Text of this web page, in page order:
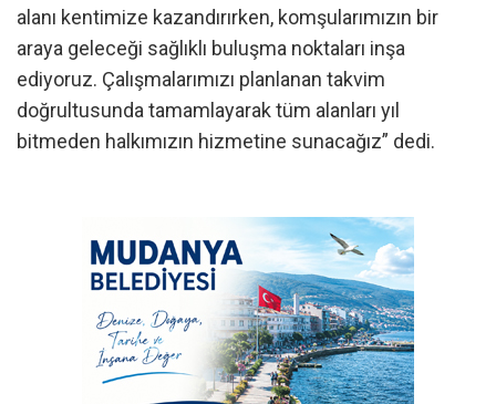
alanı kentimize kazandırırken, komşularımızın bir
araya geleceği sağlıklı buluşma noktaları inşa
ediyoruz. Çalışmalarımızı planlanan takvim
doğrultusunda tamamlayarak tüm alanları yıl
bitmeden halkımızın hizmetine sunacağız” dedi.